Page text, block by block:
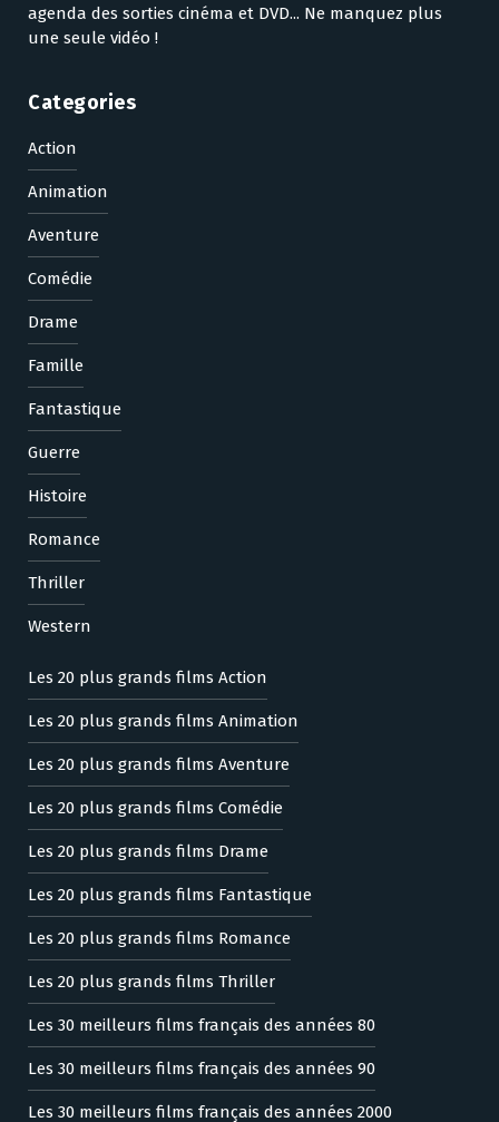
agenda des sorties cinéma et DVD... Ne manquez plus
une seule vidéo !
Categories
Action
Animation
Aventure
Comédie
Drame
Famille
Fantastique
Guerre
Histoire
Romance
Thriller
Western
Les 20 plus grands films Action
Les 20 plus grands films Animation
Les 20 plus grands films Aventure
Les 20 plus grands films Comédie
Les 20 plus grands films Drame
Les 20 plus grands films Fantastique
Les 20 plus grands films Romance
Les 20 plus grands films Thriller
Les 30 meilleurs films français des années 80
Les 30 meilleurs films français des années 90
Les 30 meilleurs films français des années 2000